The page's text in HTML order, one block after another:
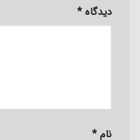
دیدگاه*
نام*